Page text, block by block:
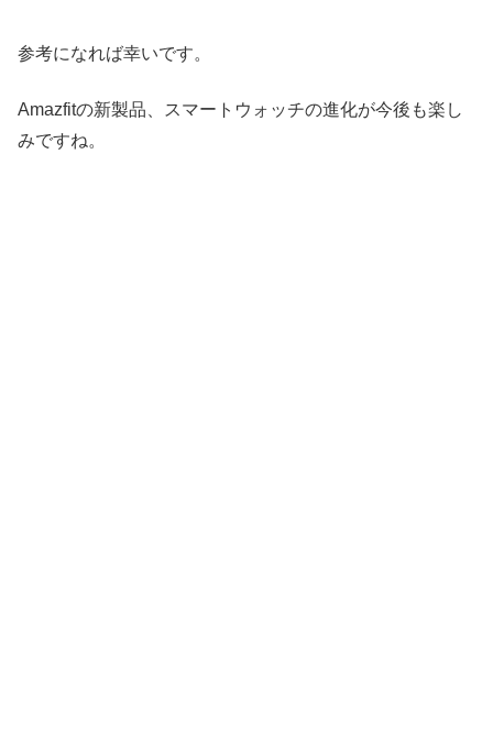
参考になれば幸いです。
Amazfitの新製品、スマートウォッチの進化が今後も楽し
みですね。